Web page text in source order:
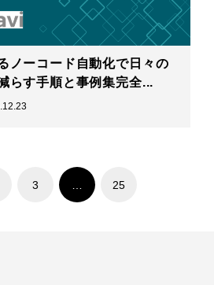
ノーコード自動化で日々の
らす手順と事例集完全...
3 25